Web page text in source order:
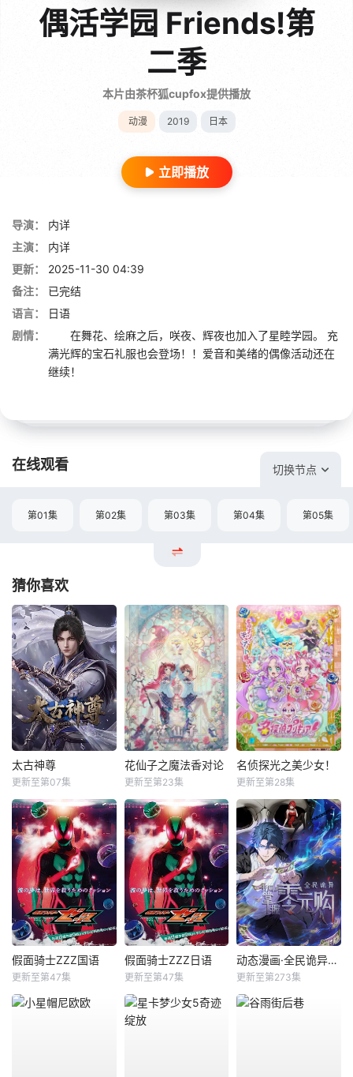
偶活学园 Friends!第
二季
本片由茶杯狐cupfox提供播放
动漫 2019 日本
立即播放
导演：
内详
主演：
内详
更新：
2025-11-30 04:39
备注：
已完结
语言：
日语
剧情：
在舞花、绘麻之后，咲夜、辉夜也加入了星睦学园。 充
满光辉的宝石礼服也会登场！！爱音和美绪的偶像活动还在
继续！
在线观看 切换节点
第01集 第02集 第03集 第04集 第05集
猜你喜欢
太古神尊
更新至第07集
花仙子之魔法香对论
更新至第23集
名侦探光之美少女！
更新至第28集
假面骑士ZZZ国语
更新至第47集
假面骑士ZZZ日语
更新至第47集
动态漫画·全民诡异：开局掌握零元购
更新至第273集